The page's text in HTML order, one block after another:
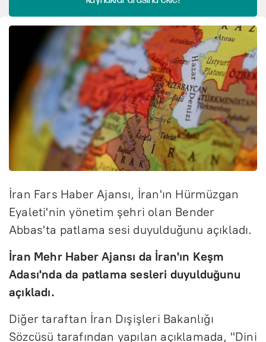
İran Fars Haber Ajansı, İran'ın Hürmüzgan
Eyaleti'nin yönetim şehri olan Bender
Abbas'ta patlama sesi duyulduğunu açıkladı.
İran Mehr Haber Ajansı da İran'ın Keşm
Adası'nda da patlama sesleri duyulduğunu
açıkladı.
Diğer taraftan İran Dışişleri Bakanlığı
Sözcüsü tarafından yapılan açıklamada, "Dini